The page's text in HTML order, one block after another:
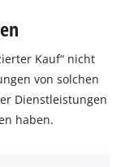
Kauf“ nicht
von solchen
Dienstleistungen
haben.